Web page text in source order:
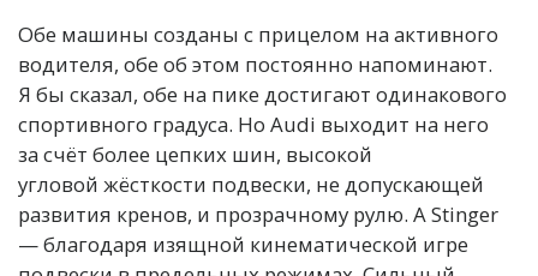
Обе машины созданы с прицелом на активного
водителя, обе об этом постоянно напоминают.
Я бы сказал, обе на пике достигают одинакового
спортивного градуса. Но Audi выходит на него
за счёт более цепких шин, высокой
угловой жёсткости подвески, не допускающей
развития кренов, и прозрачному рулю. А Stinger
— благодаря изящной кинематической игре